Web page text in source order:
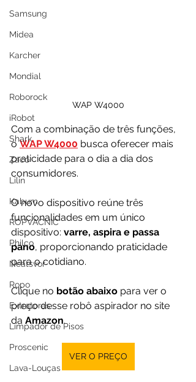
Samsung
Midea
Karcher
Mondial
Roborock
iRobot
Shark
Zaco
Lilin
Kabum
ROPVACNIC
Philco
Neatsvor
Ropo
Extratoras
Limpador de Pisos
Proscenic
Lava-Louças
WAP W4000
Com a combinação de três funções,
o WAP W4000 busca oferecer mais
praticidade para o dia a dia dos
consumidores.
O novo dispositivo reúne três
funcionalidades em um único
dispositivo: varre, aspira e passa
pano, proporcionando praticidade
para o cotidiano.
Clique no botão abaixo para ver o
preço desse robô aspirador no site
da Amazon.
VER O PREÇO